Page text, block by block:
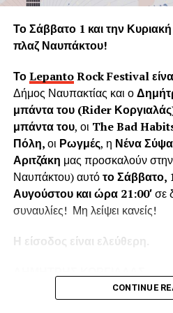
κόπηκαν δημιουργούσαν
ενετικού κάστρου. Όμως τα
προέρχονται από τις
νομίμως από το 1914 έως το
Υπουργείο Εσωτερικών και
Γεωργίας υπό την γραμματεία
βρίσκονται σε απόσταση
Συνεπώς πολλά από τα δέντρα
ετών χωρίς να έχει αναφερθεί
στατικότητα των τειχών που να
ανάπτυξη του ριζικού
Ναυπάκτου βεβαιώνει ότι δεν
Επίσης εντός του κάστρου
πυροπροστασίας το οποίο
Το Σάββατο 1 και την
πλαζ Ναυπάκτου!
ΤοLepantoRockFestival
Δήμος Ναυπακτίας και ο
μπάντα του (Rider
μπάντα του, οι The Bad
Πόλη,οι Ρωγμές, η Νένα Σύψα
Αριτζάκη μας προσκαλούν
Ναυπάκτου) αυτότο Σάββατο,
Αυγούστου και ώρα 21:00′σε
συναυλίες! Μη λείψει κανείς!
Η είσοδος είναι ελεύθερη.
Δημήτρης Κοργιαλάςείναι
CONTINUE